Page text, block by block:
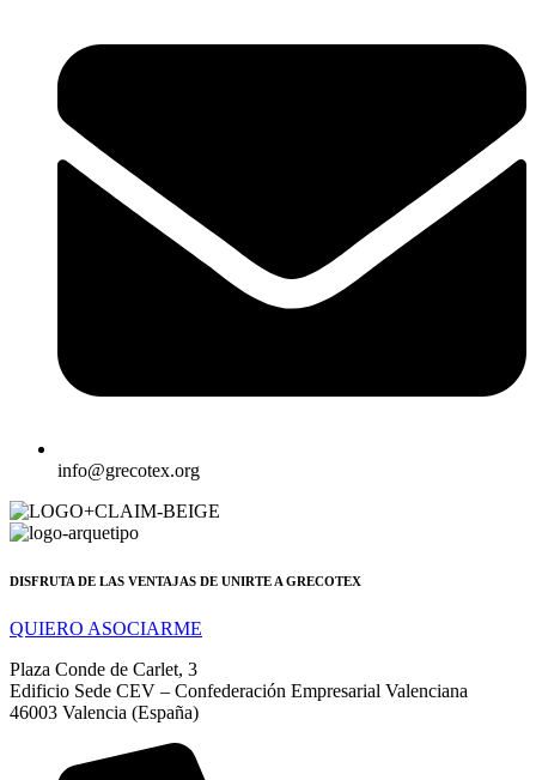
info@grecotex.org
DISFRUTA DE LAS VENTAJAS DE UNIRTE A GRECOTEX
QUIERO ASOCIARME
Plaza Conde de Carlet, 3
Edificio Sede CEV – Confederación Empresarial Valenciana
46003 Valencia (España)